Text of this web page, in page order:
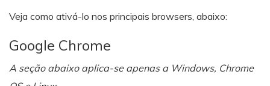
Veja como ativá-lo nos principais browsers, abaixo:
Google Chrome
A seção abaixo aplica-se apenas a Windows, Chrome